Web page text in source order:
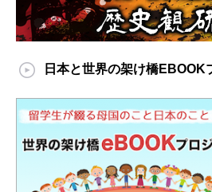
日本と世界の架け橋EBOOK